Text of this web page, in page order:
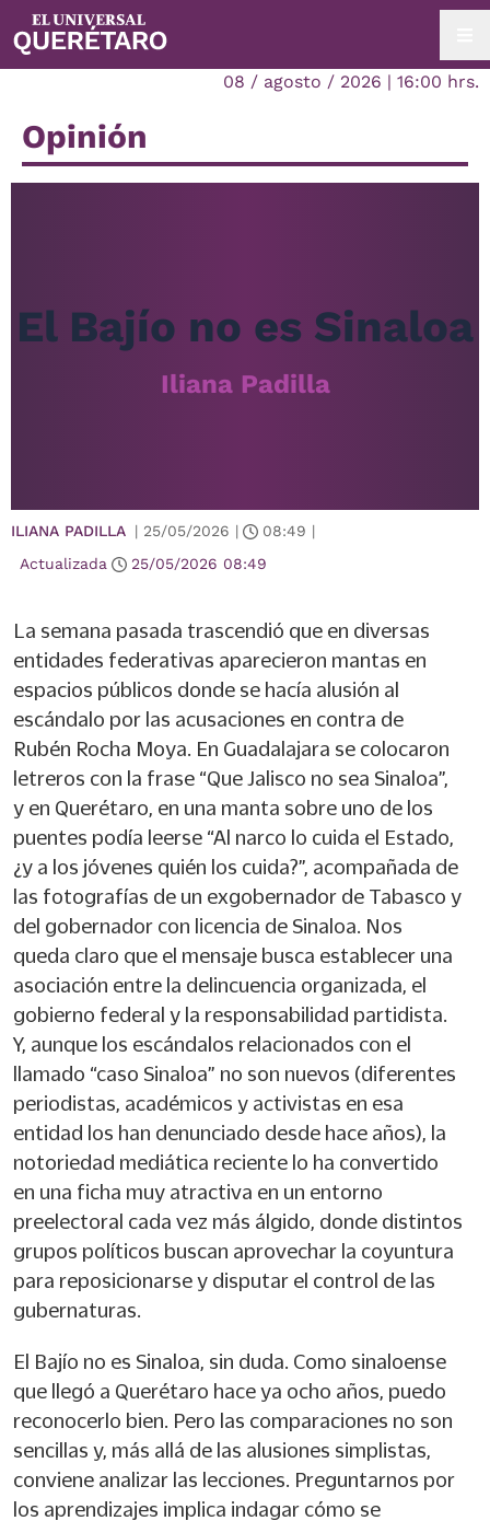
08 / agosto / 2026 | 16:00 hrs.
Opinión
El Bajío no es Sinaloa
Iliana Padilla
ILIANA PADILLA | 25/05/2026 | 08:49 |
Actualizada
25/05/2026 08:49
La semana pasada trascendió que en diversas
entidades federativas aparecieron mantas en
espacios públicos donde se hacía alusión al
escándalo por las acusaciones en contra de
Rubén Rocha Moya. En Guadalajara se colocaron
letreros con la frase “Que Jalisco no sea Sinaloa”,
y en Querétaro, en una manta sobre uno de los
puentes podía leerse “Al narco lo cuida el Estado,
¿y a los jóvenes quién los cuida?”, acompañada de
las fotografías de un exgobernador de Tabasco y
del gobernador con licencia de Sinaloa. Nos
queda claro que el mensaje busca establecer una
asociación entre la delincuencia organizada, el
gobierno federal y la responsabilidad partidista.
Y, aunque los escándalos relacionados con el
llamado “caso Sinaloa” no son nuevos (diferentes
periodistas, académicos y activistas en esa
entidad los han denunciado desde hace años), la
notoriedad mediática reciente lo ha convertido
en una ficha muy atractiva en un entorno
preelectoral cada vez más álgido, donde distintos
grupos políticos buscan aprovechar la coyuntura
para reposicionarse y disputar el control de las
gubernaturas.
El Bajío no es Sinaloa, sin duda. Como sinaloense
que llegó a Querétaro hace ya ocho años, puedo
reconocerlo bien. Pero las comparaciones no son
sencillas y, más allá de las alusiones simplistas,
conviene analizar las lecciones. Preguntarnos por
los aprendizajes implica indagar cómo se